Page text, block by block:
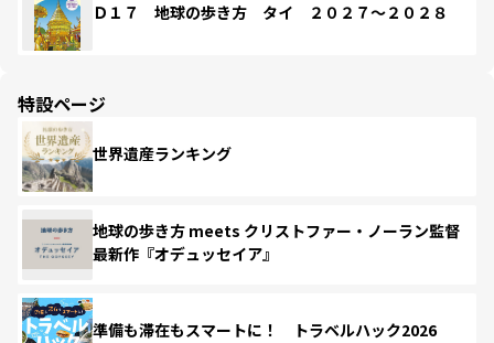
Ｄ１７ 地球の歩き方 タイ ２０２７～２０２８
特設ページ
世界遺産ランキング
地球の歩き方 meets クリストファー・ノーラン監督
最新作『オデュッセイア』
準備も滞在もスマートに！ トラベルハック2026